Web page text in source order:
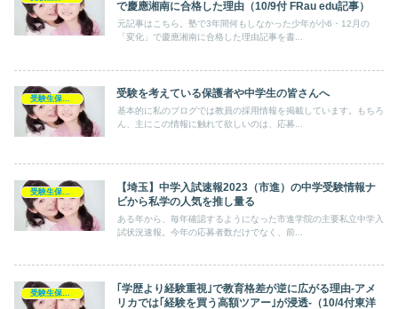
で慶應湘南に合格した理由（10/9付 FRau edu記事）
元記事はこちら。塾で3年間何もしなかった少年が小6・12月の
「変化」で慶應湘南に合格した理由記事を書...
受験を考えている保護者や中学生の皆さんへ
基本的に私のブログでは教員の採用情報を掲載しています。もちろ
ん、主にこの情報に触れて欲しいのは、応募...
受験生保護者
【埼玉】中学入試速報2023（市進）の中学受験情報ナ
ビから私学の人気を推し量る
ある年から、毎年確認するようになった市進学院の主要私立中学入
試状況速報。今年の応募者数だけでなく、前...
受験生保護者
｢学歴より経験重視｣で教育格差が逆に広がる理由-アメ
リカでは｢経験を買う高額ツアー｣が浸透-（10/4付東洋